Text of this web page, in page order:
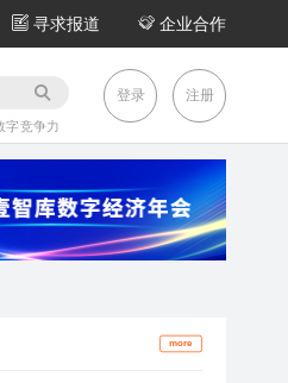
寻求报道 企业合作
字竞争力
登录 注册
more